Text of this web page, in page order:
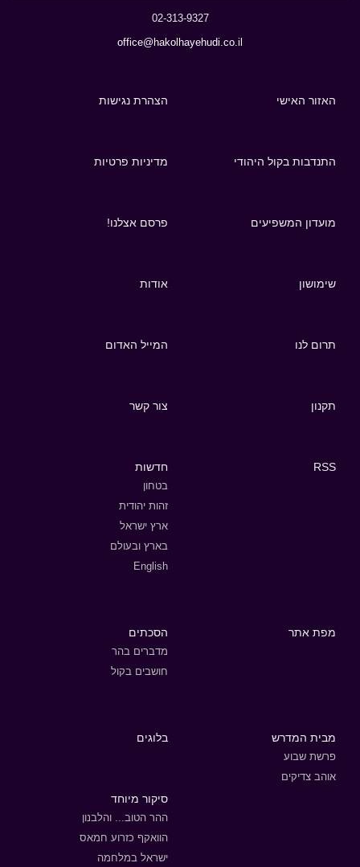
02-313-9327
office@hakolhayehudi.co.il
האזור האישי הצהרת נגישות
התנדבות בקול היהודי מדיניות פרטיות
מועדון המשפיעים פרסם אצלנו!
שימושון אודות
תרום לנו המייל האדום
תקנון צור קשר
RSS חדשות
בטחון
זהות יהודית
ארץ ישראל
בארץ ובעולם
English
מפת אתר הסכתים
מדברים בהר
חושבים בקול
מבית המדרש
פרשת שבוע
אוהב צדיקים
בלוגים
סיקור מיוחד
ההר הטוב... והלבנון
הוואקף כזרוע חמאס
ישראל במלחמה